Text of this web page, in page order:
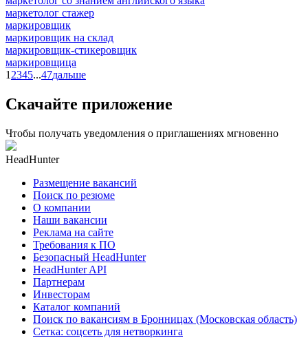
маркетолог стажер
маркировщик
маркировщик на склад
маркировщик-стикеровщик
маркировщица
1 2345...47дальше
Скачайте приложение
Чтобы получать уведомления о приглашениях мгновенно
HeadHunter
Размещение вакансий
Поиск по резюме
О компании
Наши вакансии
Реклама на сайте
Требования к ПО
Безопасный HeadHunter
HeadHunter API
Партнерам
Инвесторам
Каталог компаний
Поиск по вакансиям в Бронницах (Московская область)
Сетка: соцсеть для нетворкинга